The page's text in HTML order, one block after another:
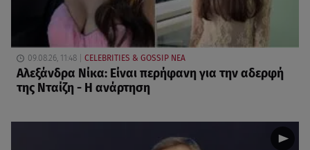
09.08.26, 11:48 CELEBRITIES & GOSSIP ΝΕΑ
Αλεξάνδρα Νίκα: Είναι περήφανη για την αδερφή
της Νταίζη - Η ανάρτηση